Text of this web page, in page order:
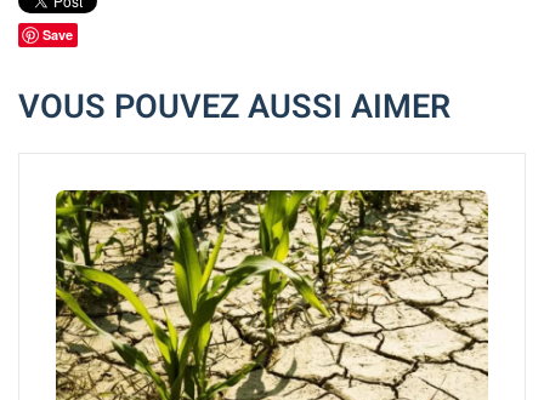
Save
VOUS POUVEZ AUSSI AIMER